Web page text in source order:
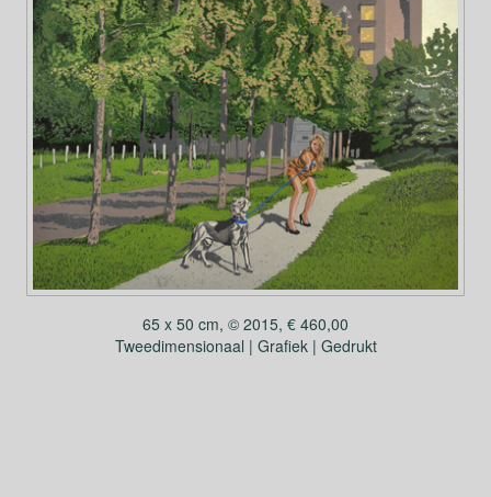
65 x 50 cm, © 2015, € 460,00
Tweedimensionaal | Grafiek | Gedrukt